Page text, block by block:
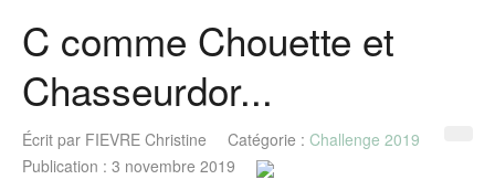
C comme Chouette et
Chasseurdor...
Écrit par FIEVRE Christine Catégorie : Challenge 2019
Publication : 3 novembre 2019